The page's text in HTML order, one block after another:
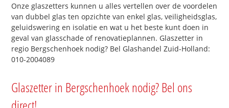
Onze glaszetters kunnen u alles vertellen over de voordelen
van dubbel glas ten opzichte van enkel glas, veiligheidsglas,
geluidswering en isolatie en wat u het beste kunt doen in
geval van glasschade of renovatieplannen. Glaszetter in
regio Bergschenhoek nodig? Bel Glashandel Zuid-Holland:
010-2004089
Glaszetter in Bergschenhoek nodig? Bel ons